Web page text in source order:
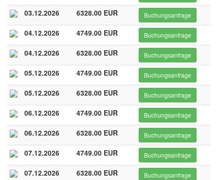
03.12.2026 6328.00 EUR Buchungsanfrage
04.12.2026 4749.00 EUR Buchungsanfrage
04.12.2026 6328.00 EUR Buchungsanfrage
05.12.2026 4749.00 EUR Buchungsanfrage
05.12.2026 6328.00 EUR Buchungsanfrage
06.12.2026 4749.00 EUR Buchungsanfrage
06.12.2026 6328.00 EUR Buchungsanfrage
07.12.2026 4749.00 EUR Buchungsanfrage
07.12.2026 6328.00 EUR Buchungsanfrage